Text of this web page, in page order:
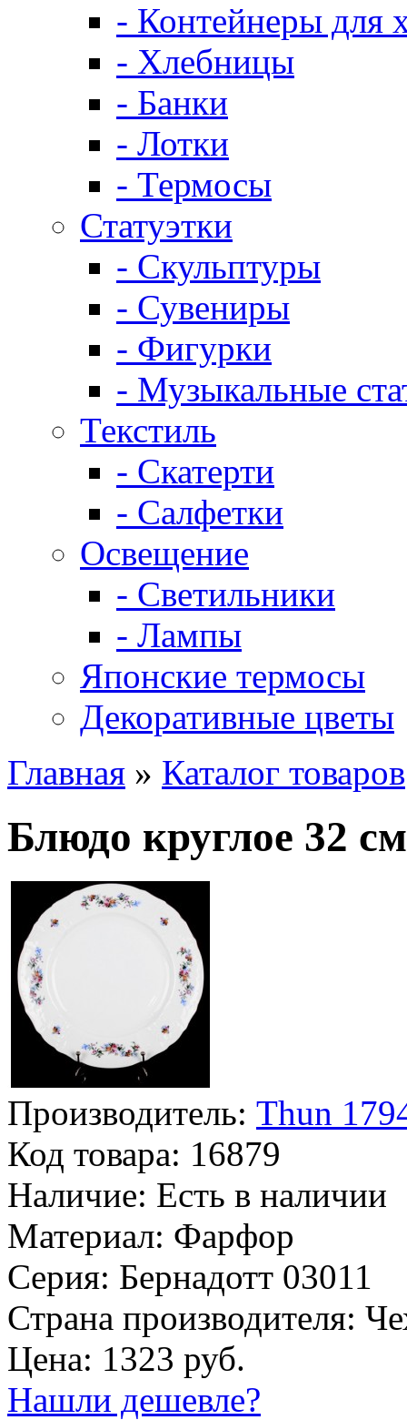
- Контейнеры для
- Хлебницы
- Банки
- Лотки
- Термосы
Статуэтки
- Скульптуры
- Сувениры
- Фигурки
- Музыкальные
Текстиль
- Скатерти
- Салфетки
Освещение
- Светильники
- Лампы
Японские термосы
Декоративные цветы
Главная » Каталог товаров
Блюдо круглое 32
Производитель: Thun
Код товара: 16879
Наличие: Есть в наличии
Материал: Фарфор
Серия: Бернадотт 03011
Страна производителя:
Цена: 1323 руб.
Нашли дешевле?